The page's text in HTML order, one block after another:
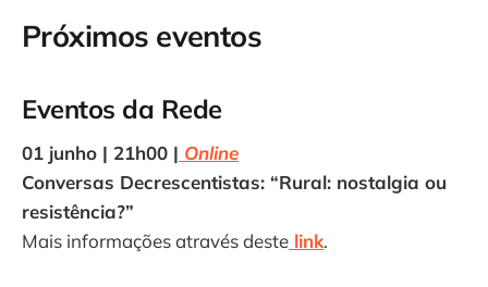
Próximos eventos
Eventos da Rede
01 junho | 21h00 | Online
Conversas Decrescentistas: “Rural: nostalgia ou
resistência?”
Mais informações através deste link.